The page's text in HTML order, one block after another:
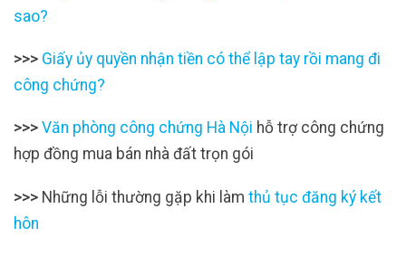
sao?
>>> Giấy ủy quyền nhận tiền có thể lập tay rồi mang đi
công chứng?
>>> Văn phòng công chứng Hà Nội hỗ trợ công chứng
hợp đồng mua bán nhà đất trọn gói
>>> Những lỗi thường gặp khi làm thủ tục đăng ký kết
hôn